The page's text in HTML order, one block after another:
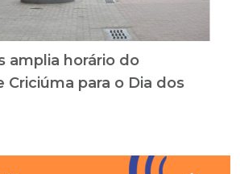
amplia horário do
Criciúma para o Dia dos